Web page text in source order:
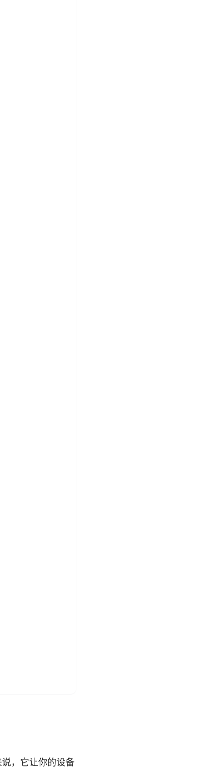
，它让你的设备